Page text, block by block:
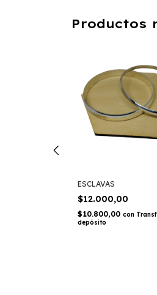
Productos
ESCLAVAS
$12.000,00
$10.800,00 con
depósito